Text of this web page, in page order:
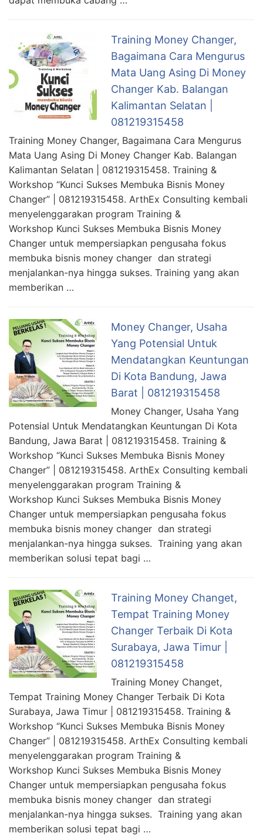
Training Money Changer,
Bagaimana Cara Mengurus
Mata Uang Asing Di Money
Changer Kab. Balangan
Kalimantan Selatan |
081219315458
Training Money Changer, Bagaimana Cara Mengurus
Mata Uang Asing Di Money Changer Kab. Balangan
Kalimantan Selatan | 081219315458. Training &
Workshop “Kunci Sukses Membuka Bisnis Money
Changer” | 081219315458. ArthEx Consulting kembali
menyelenggarakan program Training &
Workshop Kunci Sukses Membuka Bisnis Money
Changer untuk mempersiapkan pengusaha fokus
membuka bisnis money changer dan strategi
menjalankan-nya hingga sukses. Training yang akan
memberikan …
Money Changer, Usaha
Yang Potensial Untuk
Mendatangkan Keuntungan
Di Kota Bandung, Jawa
Barat | 081219315458
Money Changer, Usaha Yang
Potensial Untuk Mendatangkan Keuntungan Di Kota
Bandung, Jawa Barat | 081219315458. Training &
Workshop “Kunci Sukses Membuka Bisnis Money
Changer” | 081219315458. ArthEx Consulting kembali
menyelenggarakan program Training &
Workshop Kunci Sukses Membuka Bisnis Money
Changer untuk mempersiapkan pengusaha fokus
membuka bisnis money changer dan strategi
menjalankan-nya hingga sukses. Training yang akan
memberikan solusi tepat bagi …
Training Money Changet,
Tempat Training Money
Changer Terbaik Di Kota
Surabaya, Jawa Timur |
081219315458
Training Money Changet,
Tempat Training Money Changer Terbaik Di Kota
Surabaya, Jawa Timur | 081219315458. Training &
Workshop “Kunci Sukses Membuka Bisnis Money
Changer” | 081219315458. ArthEx Consulting kembali
menyelenggarakan program Training &
Workshop Kunci Sukses Membuka Bisnis Money
Changer untuk mempersiapkan pengusaha fokus
membuka bisnis money changer dan strategi
menjalankan-nya hingga sukses. Training yang akan
memberikan solusi tepat bagi …